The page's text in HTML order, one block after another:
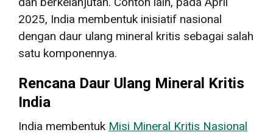
2025, India membentuk inisiatif nasional
dengan daur ulang mineral kritis sebagai salah
satu komponennya.
Rencana Daur Ulang Mineral Kritis
India
India membentuk Misi Mineral Kritis Nasional